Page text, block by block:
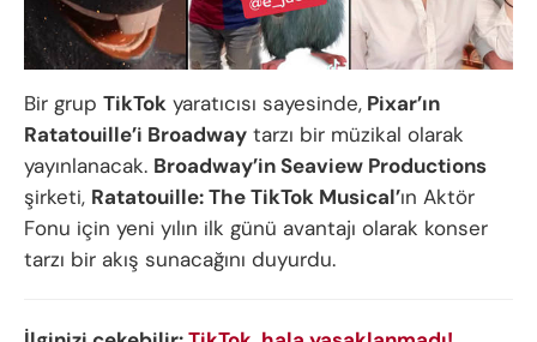
Bir grup TikTok yaratıcısı sayesinde, Pixar’ın
Ratatouille’i Broadway tarzı bir müzikal olarak
yayınlanacak. Broadway’in Seaview Productions
şirketi, Ratatouille: The TikTok Musical’ın Aktör
Fonu için yeni yılın ilk günü avantajı olarak konser
tarzı bir akış sunacağını duyurdu.